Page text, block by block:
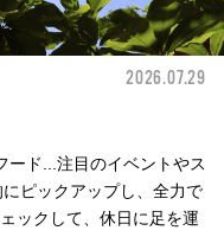
2026.07.29
ード...注目のイベントやス
ピックアップし、全力で
ックして、休日に足を運